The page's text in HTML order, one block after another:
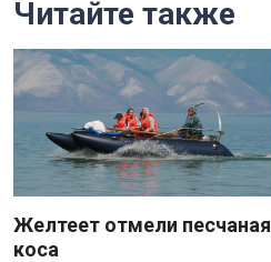
Читайте также
Желтеет отмели песчаная
коса